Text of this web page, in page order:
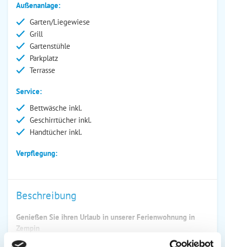
Außenanlage:
Garten/Liegewiese
Grill
Gartenstühle
Parkplatz
Terrasse
Service:
Bettwäsche inkl.
Geschirrtücher inkl.
Handtücher inkl.
Verpflegung:
Beschreibung
Genießen Sie ihren Urlaub in unserer Ferienwohnung in
Zempin